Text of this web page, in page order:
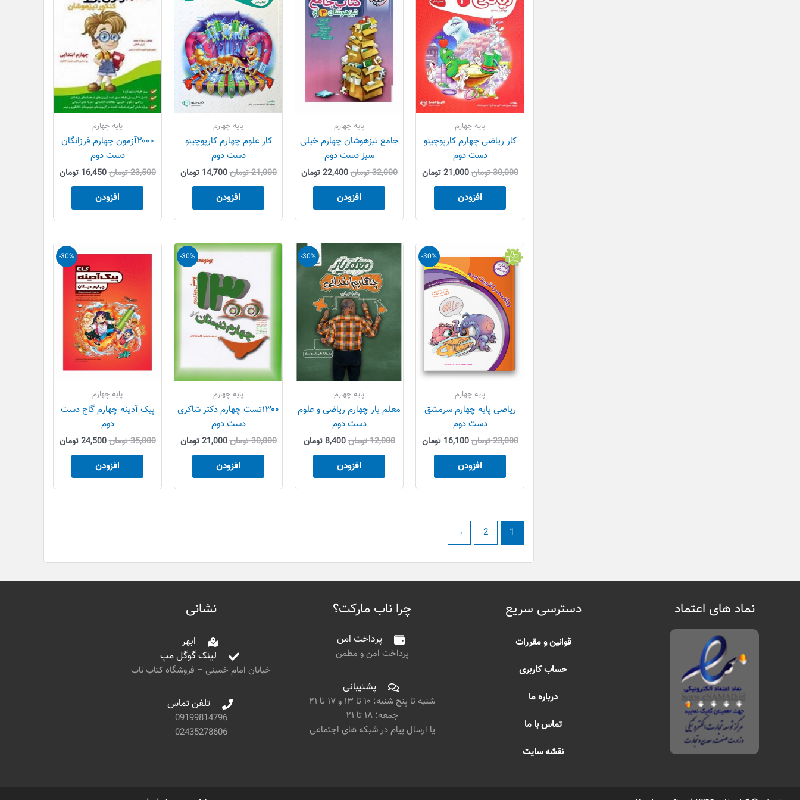
پایه چهارم
کار ریاضی چهارم کارپوچینو
دست دوم
30,000تومان
بود.
21,000 تومان
افزودن
پایه چهارم
جامع تیزهوشان چهارم خیلی
سبز دست دوم
32,000تومان
بود.
22,400 تومان
افزودن
پایه چهارم
کار علوم چهارم کارپوچینو
دست دوم
21,000تومان
بود.
14,700 تومان
افزودن
پایه چهارم
۲۰۰۰آزمون چهارم فرزانگان
دست دوم
23,500تومان
بود.
16,450 تومان
افزودن
-30%
پایه چهارم
ریاضی پایه چهارم سرمشق
دست دوم
23,000تومان
اصلی
23,000 تومان
بود.
16,100 تومان
قیمت
فعلی
افزودن
-30%
پایه چهارم
معلم یار چهارم ریاضی و علوم
دست دوم
12,000تومان
اصلی
12,000 تومان
بود.
8,400 تومان
قیمت
فعلی
افزودن
-30%
پایه چهارم
۱۳۰۰تست چهارم دکتر شاکری
دست دوم
30,000تومان
قیمت
اصلی
30,000 تومان
بود.
21,000 تومان
قیمت
فعلی
افزودن
-30%
پایه چهارم
پیک آدینه چهارم گاج دست
دوم
35,000تومان
اصلی
35,000 تومان
بود.
24,500 تومان
قیمت
فعلی
افزودن
1
2
←
نماد های اعتماد دسترسی سریع
قوانین و مقررات
حساب کاربری
درباره ما
تماس با ما
نقشه سایت
چرا ناب مارکت؟
پرداخت امن
پرداخت امن و مطمن
پشتیبانی
شنبه تا پنج شنبه: ۱۰ تا ۱۳ و ۱۷ تا ۲۱
جمعه: ۱۸ تا ۲۱
یا ارسال پیام در شبکه های اجتماعی
نشانی
ابهر
لینک گوگل مپ
خیابان امام خمینی – فروشگاه کتاب ناب
تلفن تماس
09199814796
02435278606